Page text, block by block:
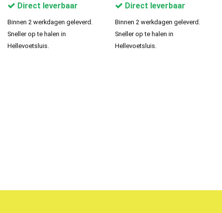
Direct leverbaar
Binnen 2 werkdagen geleverd.
Sneller op te halen in
Hellevoetsluis.
Direct leverbaar
Binnen 2 werkdagen geleverd.
Sneller op te halen in
Hellevoetsluis.